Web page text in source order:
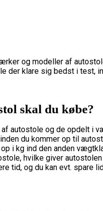
og modeller af
der klare sig bedst i test,
skal du købe?
autostole og de opdelt i
du kommer op til
i kg ind den anden
hvilke giver
tid, og du kan evt. spare